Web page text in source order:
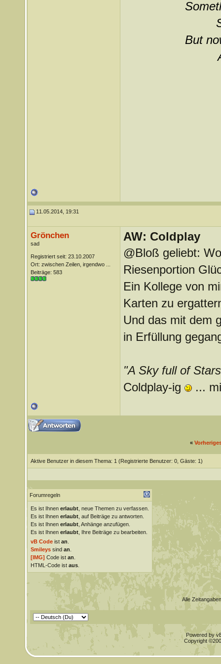
But
11.05.2014, 19:31
Grönchen
sad
Registriert seit: 23.10.2007
Ort: zwischen Zeilen, irgendwo ...
Beiträge: 583
AW: Coldplay
@Bloß geliebt:
Riesenportion
Ein Kollege von
Karten zu
Und das mit dem
in Erfüllung
"A Sky full of
Coldplay-ig
...
«
Aktive Benutzer in diesem Thema: 1 (Registrierte Benutzer: 0, Gäste: 1)
Forumregeln
Es ist Ihnen erlaubt, neue Themen zu verfassen.
Es ist Ihnen erlaubt, auf Beiträge zu antworten.
Es ist Ihnen erlaubt, Anhänge anzufügen.
Es ist Ihnen erlaubt, Ihre Beiträge zu bearbeiten.
vB Codeist an
Smileyssind an
[IMG] Code ist an
HTML-Code ist aus.
Alle
Powered by
Copyright